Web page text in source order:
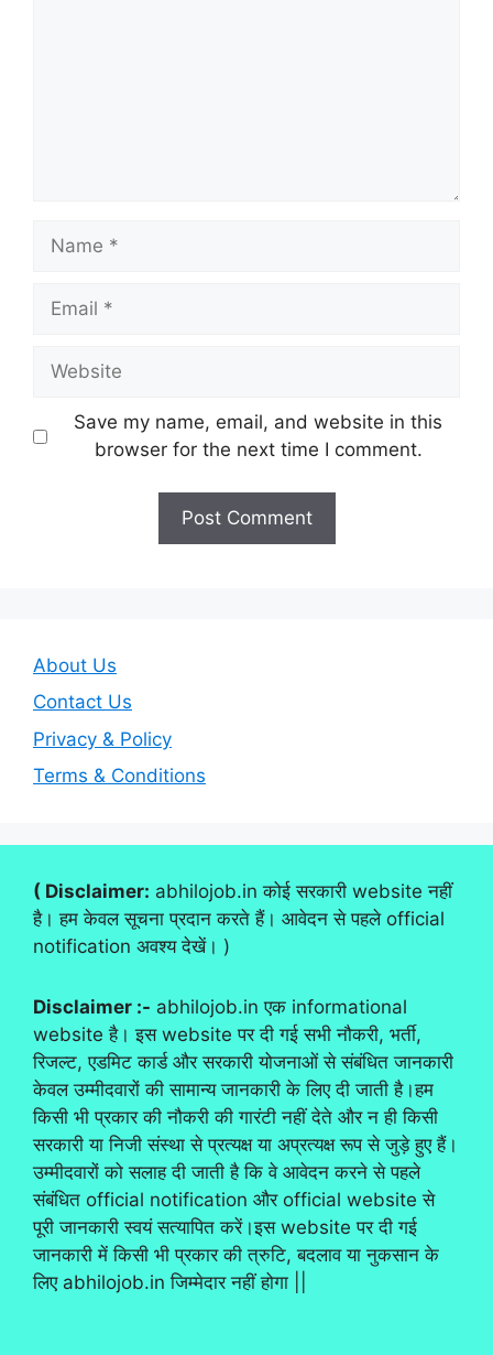
Save my name, email, and website in this
browser for the next time I comment.
About Us
Contact Us
Privacy & Policy
Terms & Conditions
( Disclaimer: abhilojob.in कोई सरकारी website नहीं
है। हम केवल सूचना प्रदान करते हैं। आवेदन से पहले official
notification अवश्य देखें। )
Disclaimer :- abhilojob.in एक informational
website है। इस website पर दी गई सभी नौकरी, भर्ती,
रिजल्ट, एडमिट कार्ड और सरकारी योजनाओं से संबंधित जानकारी
केवल उम्मीदवारों की सामान्य जानकारी के लिए दी जाती है।हम
किसी भी प्रकार की नौकरी की गारंटी नहीं देते और न ही किसी
सरकारी या निजी संस्था से प्रत्यक्ष या अप्रत्यक्ष रूप से जुड़े हुए हैं।
उम्मीदवारों को सलाह दी जाती है कि वे आवेदन करने से पहले
संबंधित official notification और official website से
पूरी जानकारी स्वयं सत्यापित करें।इस website पर दी गई
जानकारी में किसी भी प्रकार की त्रुटि, बदलाव या नुकसान के
लिए abhilojob.in जिम्मेदार नहीं होगा ||